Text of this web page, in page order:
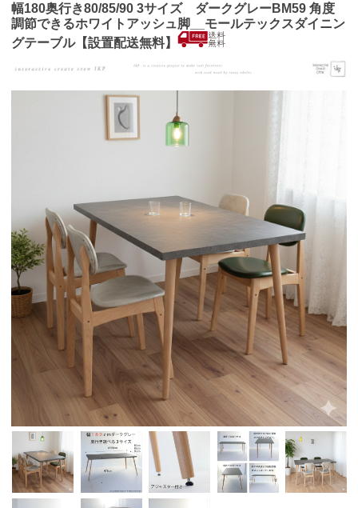
幅180奥行き80/85/90 3サイズ ダークグレーBM59 角度
調節できるホワイトアッシュ脚__モールテックスダイニン
グテーブル【設置配送無料】